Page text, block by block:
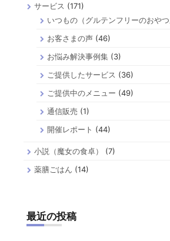
サービス (171)
いつもの（グルテンフリーのおやつ
お客さまの声 (46)
お悩み解決事例集 (3)
ご提供したサービス (36)
ご提供中のメニュー (49)
通信販売 (1)
開催レポート (44)
小説（魔女の食卓）
(7)
薬膳ごはん (14)
最近の投稿